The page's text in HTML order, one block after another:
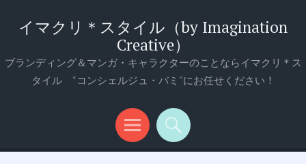
イマクリ＊スタイル（by Imagination
Creative）
ブランディング＆マンガ・キャラクターのことならイマクリ＊ス
タイル “コンシェルジュ・バミ”にお任せください！
メ
検